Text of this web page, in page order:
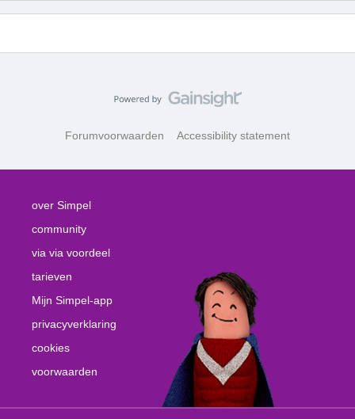
Forumvoorwaarden Accessibility statement
over Simpel
community
via via voordeel
tarieven
Mijn Simpel-app
privacyverklaring
cookies
voorwaarden